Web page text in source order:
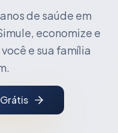
de saúde em
economize e
e sua família